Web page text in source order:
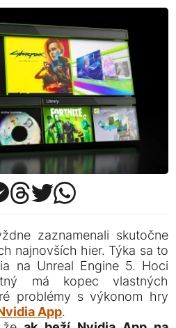
zaznamenali skutočne
najnovších hier. Týka sa to
na Unreal Engine 5. Hoci
má kopec vlastných
problémy s výkonom hry
App.